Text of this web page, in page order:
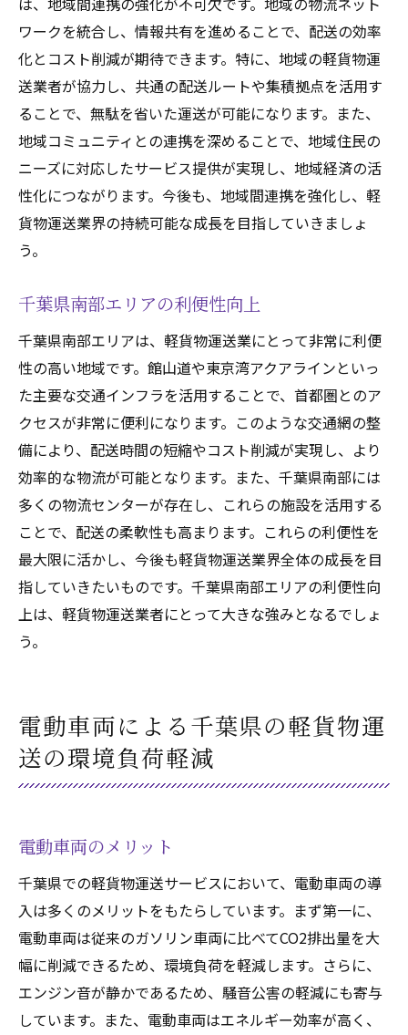
ワークを統合し、情報共有を進めることで、配送の効率
化とコスト削減が期待できます。特に、地域の軽貨物運
送業者が協力し、共通の配送ルートや集積拠点を活用す
ることで、無駄を省いた運送が可能になります。また、
地域コミュニティとの連携を深めることで、地域住民の
ニーズに対応したサービス提供が実現し、地域経済の活
性化につながります。今後も、地域間連携を強化し、軽
貨物運送業界の持続可能な成長を目指していきましょ
う。
千葉県南部エリアの利便性向上
千葉県南部エリアは、軽貨物運送業にとって非常に利便
性の高い地域です。館山道や東京湾アクアラインといっ
た主要な交通インフラを活用することで、首都圏とのア
クセスが非常に便利になります。このような交通網の整
備により、配送時間の短縮やコスト削減が実現し、より
効率的な物流が可能となります。また、千葉県南部には
多くの物流センターが存在し、これらの施設を活用する
ことで、配送の柔軟性も高まります。これらの利便性を
最大限に活かし、今後も軽貨物運送業界全体の成長を目
指していきたいものです。千葉県南部エリアの利便性向
上は、軽貨物運送業者にとって大きな強みとなるでしょ
う。
電動車両による千葉県の軽貨物運
送の環境負荷軽減
電動車両のメリット
千葉県での軽貨物運送サービスにおいて、電動車両の導
入は多くのメリットをもたらしています。まず第一に、
電動車両は従来のガソリン車両に比べてCO2排出量を大
幅に削減できるため、環境負荷を軽減します。さらに、
エンジン音が静かであるため、騒音公害の軽減にも寄与
しています。また、電動車両はエネルギー効率が高く、